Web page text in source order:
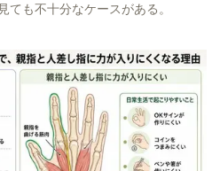
ても不十分なケースがある。